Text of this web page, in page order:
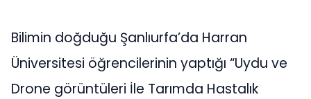
Bilimin doğduğu Şanlıurfa’da Harran
Üniversitesi öğrencilerinin yaptığı “Uydu ve
Drone görüntüleri İle Tarımda Hastalık